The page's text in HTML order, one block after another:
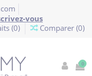
vous
(0) Comparer (0)
0